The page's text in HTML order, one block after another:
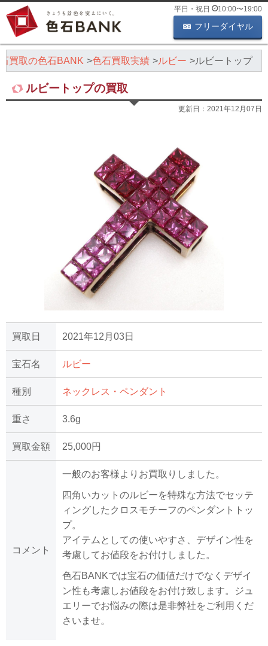
平日・祝日 10:00〜19:00
フリーダイヤル
買取の色石BANK 色石買取実績 ルビー ルビートップ
ルビートップの買取
更新日： 2021年12月07日
買取日 2021年12月03日
宝石名 ルビー
種別 ネックレス・ペンダント
重さ 3.6g
買取金額 25,000円
コメント
一般のお客様よりお買取りしました。
四角いカットのルビーを特殊な方法でセッテ
ィングしたクロスモチーフのペンダントトッ
プ。
アイテムとしての使いやすさ、デザイン性を
考慮してお値段をお付けしました。
色石BANKでは宝石の価値だけでなくデザイ
ン性も考慮しお値段をお付け致します。ジュ
エリーでお悩みの際は是非弊社をご利用くだ
さいませ。